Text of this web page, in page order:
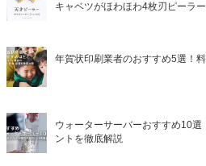
キャベツがほわほわ4枚刃ピーラ
年賀状印刷業者のおすすめ5選！
ウォーターサーバーおすすめ10
ントを徹底解説